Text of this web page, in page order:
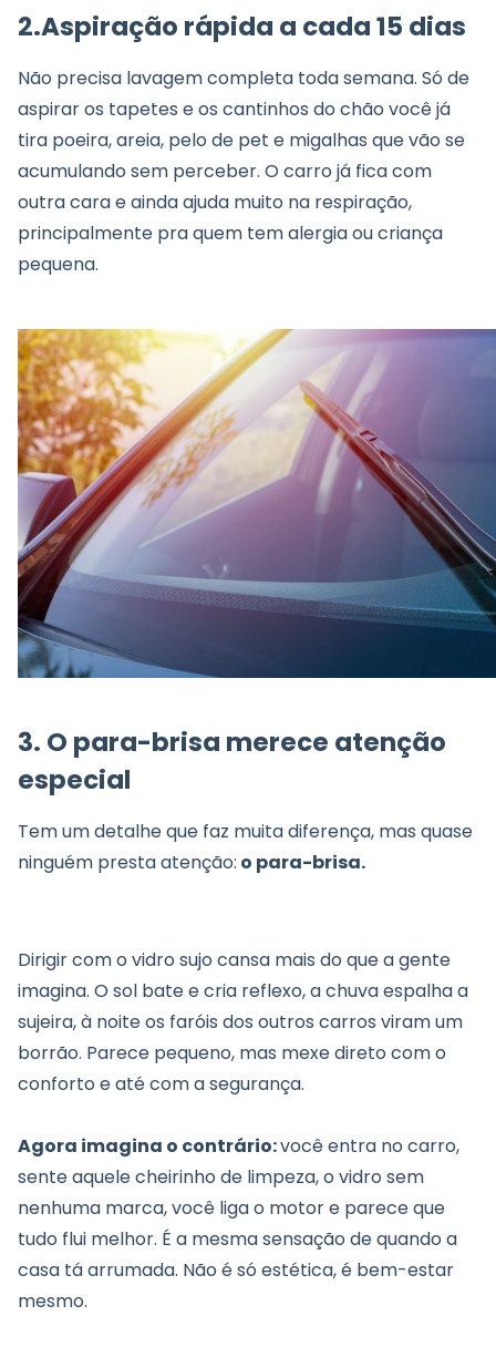
2.Aspiração rápida a cada 15 dias
Não precisa lavagem completa toda semana. Só de
aspirar os tapetes e os cantinhos do chão você já
tira poeira, areia, pelo de pet e migalhas que vão se
acumulando sem perceber. O carro já fica com
outra cara e ainda ajuda muito na respiração,
principalmente pra quem tem alergia ou criança
pequena.
3. O para-brisa merece atenção
especial
Tem um detalhe que faz muita diferença, mas quase
ninguém presta atenção: o para-brisa.
Dirigir com o vidro sujo cansa mais do que a gente
imagina. O sol bate e cria reflexo, a chuva espalha a
sujeira, à noite os faróis dos outros carros viram um
borrão. Parece pequeno, mas mexe direto com o
conforto e até com a segurança.
Agora imagina o contrário:você entra no carro,
sente aquele cheirinho de limpeza, o vidro sem
nenhuma marca, você liga o motor e parece que
tudo flui melhor. É a mesma sensação de quando a
casa tá arrumada. Não é só estética, é bem-estar
mesmo.